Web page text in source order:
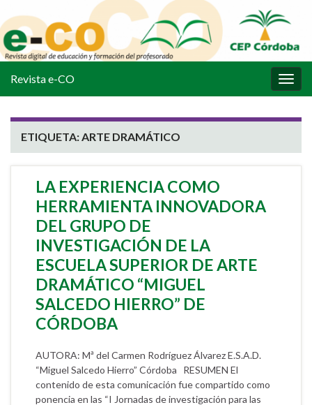
la
Revista e-CO
ETIQUETA: ARTE DRAMÁTICO
LA EXPERIENCIA COMO
HERRAMIENTA INNOVADORA
DEL GRUPO DE
INVESTIGACIÓN DE LA
ESCUELA SUPERIOR DE ARTE
DRAMÁTICO “MIGUEL
SALCEDO HIERRO” DE
CÓRDOBA
AUTORA: Mª del Carmen Rodríguez Álvarez E.S.A.D.
“Miguel Salcedo Hierro” Córdoba RESUMEN El
contenido de esta comunicación fue compartido como
ponencia en las “I Jornadas de investigación para las